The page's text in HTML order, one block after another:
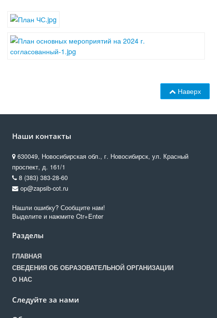
Наверх
Наши контакты
630049, Новосибирская обл., г. Новосибирск, ул. Красный
проспект, д. 161/1
8 (383) 383-28-60
op@zapsib-cot.ru
Нашли ошибку? Сообщите нам!
Выделите и нажмите Ctr+Enter
Разделы
ГЛАВНАЯ
СВЕДЕНИЯ ОБ ОБРАЗОВАТЕЛЬНОЙ ОРГАНИЗАЦИИ
О НАС
Следуйте за нами